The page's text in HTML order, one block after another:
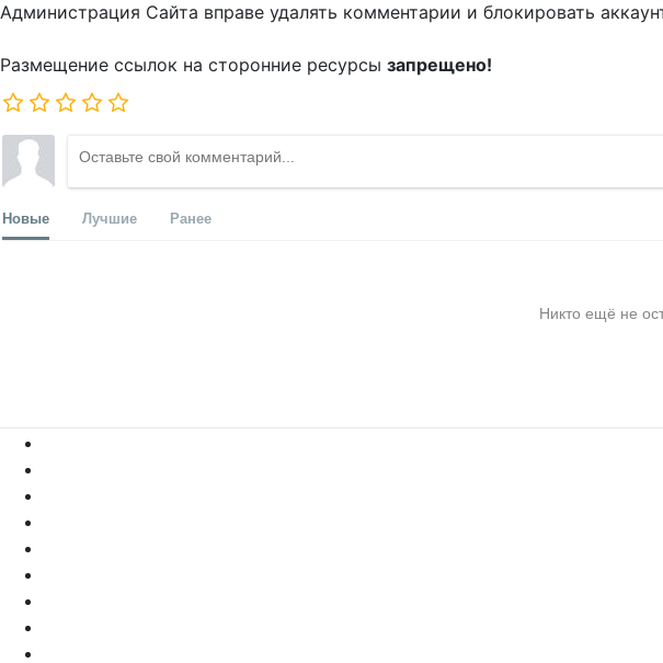
Администрация Сайта вправе удалять комментарии и блокировать
Размещение ссылок на сторонние ресурсы запрещено!
Новые Лучшие Ранее
Никто ещё не